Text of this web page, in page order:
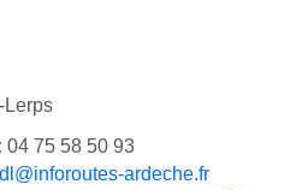
Lerps
04 75 58 50 93
ardeche.fr